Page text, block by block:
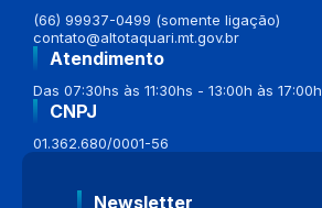
(66) 99937-0499 (somente ligação)
contato@altotaquari.mt.gov.br
Atendimento
Das 07:30hs às 11:30hs - 13:00h às 17:00h
CNPJ
01.362.680/0001-56
Newsletter